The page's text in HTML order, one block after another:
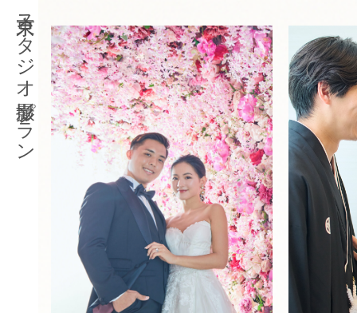
東京スタジオ撮影プラン